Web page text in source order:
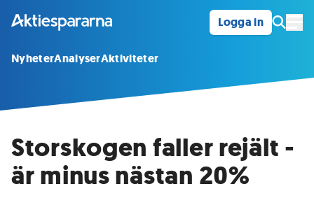
Logga in
NyheterAnalyserAktiviteter
Storskogen faller rejält -
är minus nästan 20%